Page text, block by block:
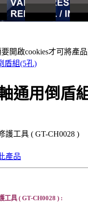
開啟cookies才可將產
盾組(5孔)
通用倒盾
護工具 ( GT-CH0028 )
產品
工具 ( GT-CH0028 ) :